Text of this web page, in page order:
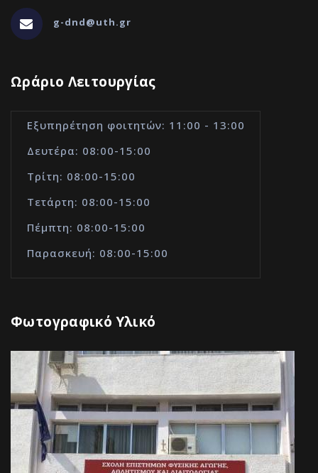
g-dnd@uth.gr
Ωράριο Λειτουργίας
Εξυπηρέτηση φοιτητών: 11:00 - 13:00
Δευτέρα: 08:00-15:00
Τρίτη: 08:00-15:00
Τετάρτη: 08:00-15:00
Πέμπτη: 08:00-15:00
Παρασκευή: 08:00-15:00
Φωτογραφικό Υλικό